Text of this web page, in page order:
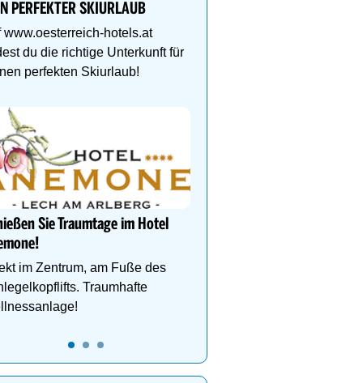
PERFEKTER SKIURLAUB
www.oesterreich-hotels.at
du die richtige Unterkunft für
perfekten Skiurlaub!
Sie Traumtage im Hotel
im Zentrum, am Fuße des
Traumhafte